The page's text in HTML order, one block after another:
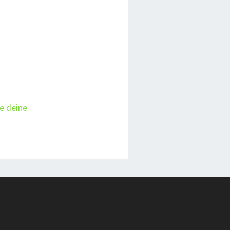
deine